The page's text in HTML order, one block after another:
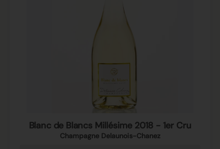
Blanc de Blancs Millésime 2018 - 1er Cru
Champagne Delaunois-Chanez